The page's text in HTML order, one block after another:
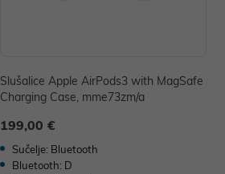
Slušalice Apple AirPods3 with MagSafe
Charging Case, mme73zm/a
199,00 €
Sučelje: Bluetooth
Bluetooth: D